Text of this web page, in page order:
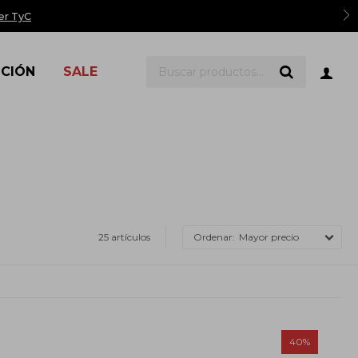
TyC
SALE
25 artículos Mayor precio
40